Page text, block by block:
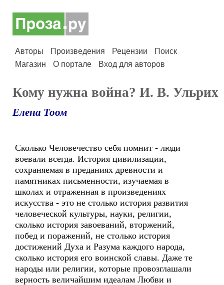
Авторы Произведения Рецензии
Поиск
Магазин
О портале Вход для авторов
Кому нужна война? И. В. Ульрих
Елена Тоом
Сколько Человечество себя помнит - люди
воевали всегда. История цивилизации,
сохраняемая в преданиях древности и
памятниках письменности, изучаемая в
школах и отраженная в произведениях
искусства - это не столько история развития
человеческой культуры, науки, религии,
сколько история завоеваний, вторжений,
побед и поражений, не столько история
достижений Духа и Разума каждого народа,
сколько история его воинской славы. Даже те
народы или религии, которые провозглашали
верность величайшим идеалам Любви и